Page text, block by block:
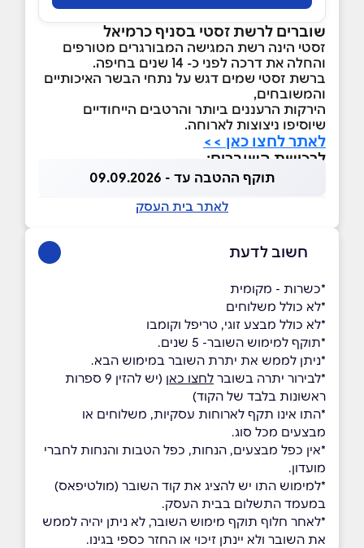
שוברים לרשת זסטי בסניף כרמיאל
זסטי הינה רשת המגישה המבורגרים מטורפים
והחלה את דרכה לפני כ- 14 שנים בחיפה.
​ברשת זסטי שמים דגש על נתחי הבשר האיכותיים
והמשובחים,
הירקות הרעננים ביותר והרטבים הייחודיים
שיוסיפו ניצוצות לארוחה.
לאתר לחצו כאן >>
לרכישת השוברים:
תוקף ההטבה עד - 09.09.2026
לאתר בית העסק
חשוב לדעת
*כשרות - מקומית
*לא כולל משלוחים
*לא כולל מבצע זוגי, טריפל וקומבו
*תוקף למימוש השובר- 5 שנים.
*ניתן לממש את יתרת השובר במימוש הבא.
*לבירור יתרה בשובר לחצו כאן
(יש להזין 9 ספרות
ראשונות בלבד של הקוד)
*התו אינו תקף לארוחות עסקיות, משלוחים או
מבצעים מכל סוג.
*אין כפל מבצעים, הנחות, כפל הטבות והנחות לחברי
מועדון.
*למימוש התו יש להציג את קוד השובר (מולטיפאס)
במעמד התשלום בבית העסק.
*לאחר חלוף תוקף מימוש השובר, לא ניתן יהיה לממש
את השובר ולא יינתן זיכוי או החזר כספי בגינו.